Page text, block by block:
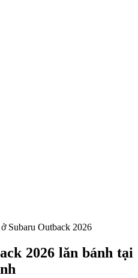
Subaru Outback 2026
2026 lăn bánh tại